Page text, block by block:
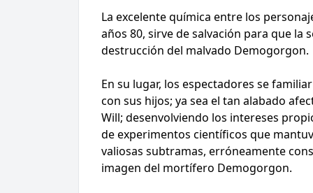
La excelente química entre los
años 80, sirve de salvación para que
destrucción del malvado Demogorgon.
En su lugar, los espectadores se
con sus hijos; ya sea el tan alabado
Will; desenvolviendo los intereses
de experimentos científicos que
valiosas subtramas, erróneamente
imagen del mortífero Demogorgon.